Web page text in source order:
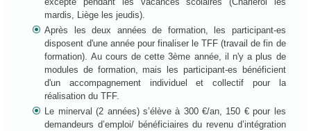
mardis, Liège les jeudis).
Après les deux années de formation, les participant-es
disposent d'une année pour finaliser le TFF (travail de fin de
formation). Au cours de cette 3ème année, il n'y a plus de
modules de formation, mais les participant-es bénéficient
d'un accompagnement individuel et collectif pour la
réalisation du TFF.
Le minerval (2 années) s’élève à 300 €/an, 150 € pour les
demandeurs d’emploi/ bénéficiaires du revenu d’intégration